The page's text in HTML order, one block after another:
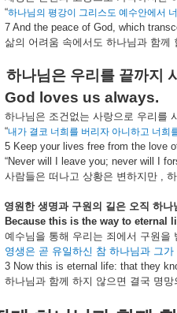
“하나님의 평강이 그리스도 예수안에서
7 And the peace of God, which
삶의 어려움 속에서도 하나님과 함께
하나님은 우리를 끝까지
God loves us always.
하나님은 조건없는 사랑으로 우리를
“내가 결코 너희를 버리자 아니하고 너희
5 Keep your lives free from the love
“Never will I leave you; never will I
사람들은 떠나고 상황은 변하지만 ,
영원한 생명과 구원의 길은 오직 하나
Because this is the way to eternal
예수님을 통해 우리는 죄에서 구원을
영생은 곧 유일하신 참 하나님과 그가
3 Now this is eternal life: that they
하나님과 함께 하지 않으면 결국 명망